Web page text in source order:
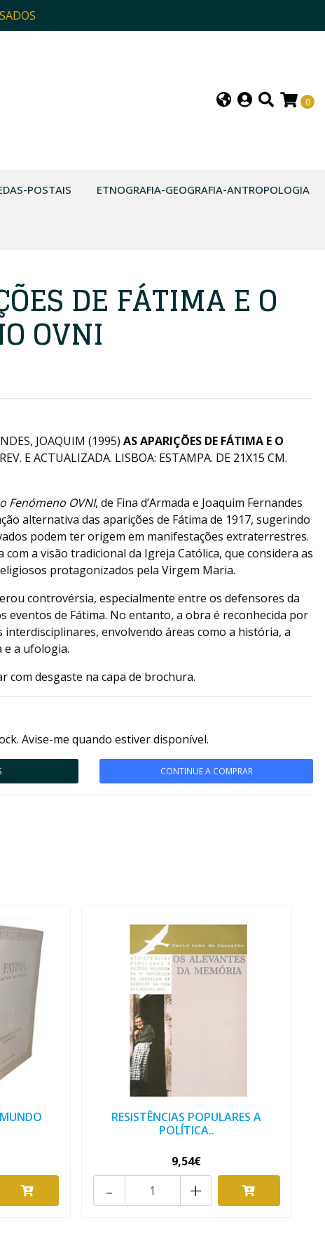
0
POSTAIS ETNOGRAFIA-GEOGRAFIA-ANTROPOLOGIA
DE FÁTIMA E O
OVNI
JOAQUIM (1995) AS APARIÇÕES DE FÁTIMA E O
E ACTUALIZADA. LISBOA: ESTAMPA. DE 21X15 CM.
Fenómeno OVNI, de Fina d’Armada e Joaquim Fernandes
alternativa das aparições de Fátima de 1917, sugerindo
podem ter origem em manifestações extraterrestres.
a visão tradicional da Igreja Católica, que considera as
protagonizados pela Virgem Maria.
controvérsia, especialmente entre os defensores da
eventos de Fátima. No entanto, a obra é reconhecida por
envolvendo áreas como a história, a
a ufologia.
com desgaste na capa de brochura.
Avise-me quando estiver disponível.
CONTINUE A COMPRAR
RESISTÊNCIAS POPULARES A
POLÍTICA..
9,54€
+
-